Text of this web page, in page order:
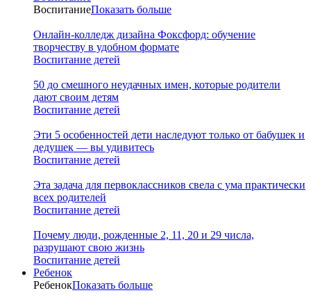
ВоспитаниеПоказать больше
Онлайн-колледж дизайна Фоксфорд: обучение
творчеству в удобном формате
Воспитание детей
50 до смешного неудачных имен, которые родители
дают своим детям
Воспитание детей
Эти 5 особенностей дети наследуют только от бабушек и
дедушек — вы удивитесь
Воспитание детей
Эта задача для первоклассников свела с ума практически
всех родителей
Воспитание детей
Почему люди, рожденные 2, 11, 20 и 29 числа,
разрушают свою жизнь
Воспитание детей
Ребенок
РебенокПоказать больше